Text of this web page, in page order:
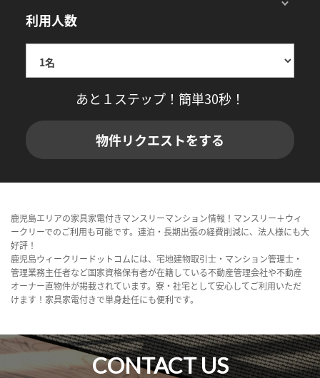
利用人数
あと１ステップ！簡単30秒！
物件リクエストをする
鹿児島エリアの家具家電付きマンスリーマンション情報！マンスリー＋ウィ
ークリーでのご利用も可能です。連泊・長期出張の経費削減に、法人様にも大
好評！
鹿児島ウィークリードットコムには、宅地建物取引士・マンション管理士・
管理業務主任者など国家資格保有者が在籍している不動産管理会社や不動産
オーナー直物件が掲載されています。寮・社宅として安心してご利用いただ
けます！家具家電付きで単身赴任にも便利です。
CONTACT US